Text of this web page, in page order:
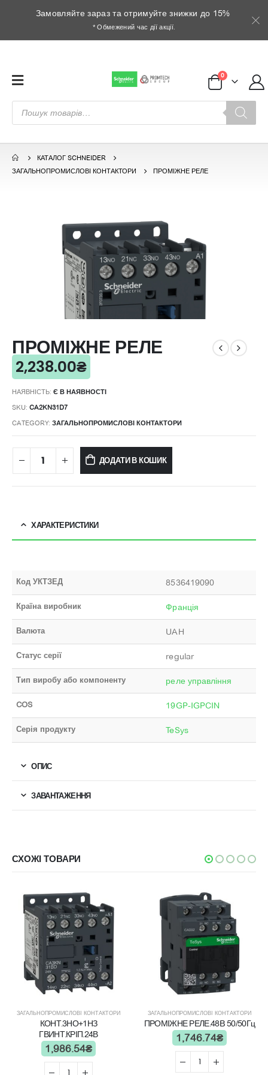
Замовляйте зараз та отримуйте знижки до 15%
* Обмежений час дії акції.
Пошук
товарів
0
КАТАЛОГ SCHNEIDER
ЗАГАЛЬНОПРОМИСЛОВІ КОНТАКТОРИ
ПРОМІЖНЕ РЕЛЕ
ПРОМІЖНЕ РЕЛЕ
2,238.00₴
НАЯВНІСТЬ: Є В НАЯВНОСТІ
SKU: CA2KN31D7
CATEGORY: ЗАГАЛЬНОПРОМИСЛОВІ КОНТАКТОРИ
ДОДАТИ В КОШИК
ХАРАКТЕРИСТИКИ
Код УКТЗЕД 8536419090
Країна виробник Франція
Валюта UAH
Статус серії regular
Тип виробу або компоненту реле управління
COS 19GP-IGPCIN
Серія продукту TeSys
ОПИС
ЗАВАНТАЖЕННЯ
СХОЖІ ТОВАРИ
ЗАГАЛЬНОПРОМИСЛОВІ КОНТАКТОРИ
КОНТ.3НО+1НЗ
ГВИНТ.КРІП.24В
1,986.54₴
ЗАГАЛЬНОПРОМИСЛОВІ КОНТАКТОРИ
ПРОМІЖНЕ РЕЛЕ.48B 50/50Гц
1,746.74₴